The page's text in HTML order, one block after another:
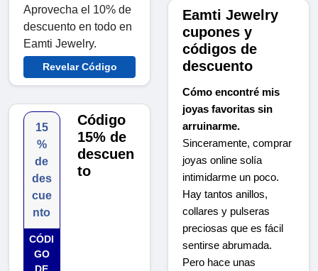
Aprovecha el 10% de
descuento en todo en
Eamti Jewelry.
Revelar Código
15
%
de
des
cue
nto
CÓDI
GO
Código
15% de
descuen
to
Eamti Jewelry
cupones y
códigos de
descuento
Cómo encontré mis
joyas favoritas sin
arruinarme.
Sinceramente, comprar
joyas online solía
intimidarme un poco.
Hay tantos anillos,
collares y pulseras
preciosas que es fácil
sentirse abrumada.
Pero hace unas